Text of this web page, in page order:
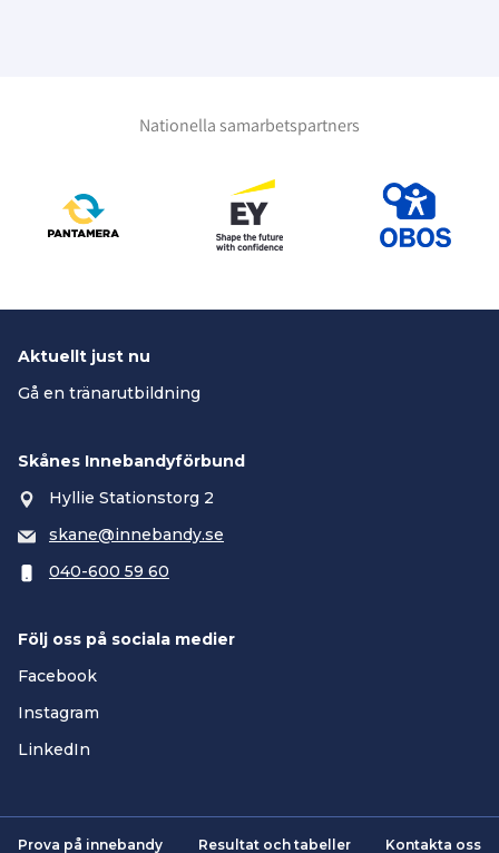
Nationella samarbetspartners
Aktuellt just nu
Gå en tränarutbildning
Skånes Innebandyförbund
Hyllie Stationstorg 2
skane@innebandy.se
040-600 59 60
Följ oss på sociala medier
Facebook
Instagram
LinkedIn
Prova på innebandy Resultat och tabeller Kontakta oss